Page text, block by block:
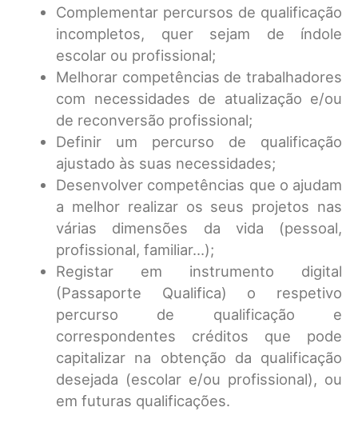
Complementar percursos de qualificação
incompletos, quer sejam de índole
escolar ou profissional;
Melhorar competências de trabalhadores
com necessidades de atualização e/ou
de reconversão profissional;
Definir um percurso de qualificação
ajustado às suas necessidades;
Desenvolver competências que o ajudam
a melhor realizar os seus projetos nas
várias dimensões da vida (pessoal,
profissional, familiar…);
Registar em instrumento digital
(Passaporte Qualifica) o respetivo
percurso de qualificação e
correspondentes créditos que pode
capitalizar na obtenção da qualificação
desejada (escolar e/ou profissional), ou
em futuras qualificações.